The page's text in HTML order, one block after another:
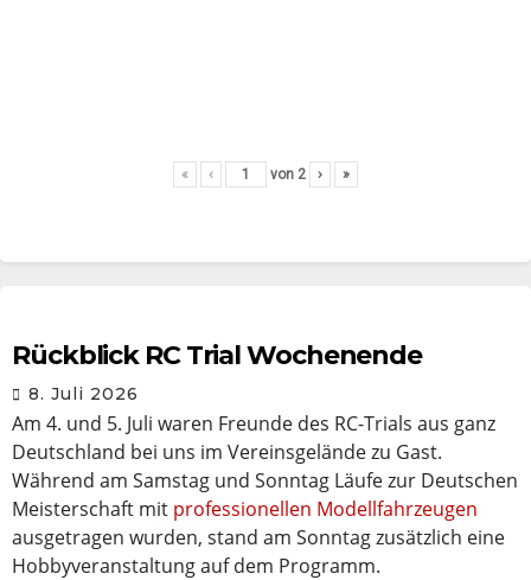
« ‹ von 2 › »
Rückblick RC Trial Wochenende
8. Juli 2026
Am 4. und 5. Juli waren Freunde des RC-Trials aus ganz
Deutschland bei uns im Vereinsgelände zu Gast.
Während am Samstag und Sonntag Läufe zur Deutschen
Meisterschaft mit professionellen Modellfahrzeugen
ausgetragen wurden, stand am Sonntag zusätzlich eine
Hobbyveranstaltung auf dem Programm.